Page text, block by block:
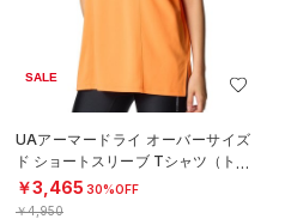
SALE
UAアーマードライ オーバーサイズ
ド ショートスリーブ Tシャツ（トレ
ーニング/WOMEN）
￥3,465 30%OFF
￥4,950